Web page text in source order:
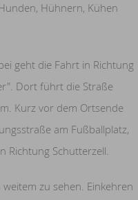
Hühnern, Kühen
geht die Fahrt in Richtung
Dort führt die Straße
Kurz vor dem Ortsende
am Fußballplatz,
Richtung Schutterzell.
zu sehen. Einkehren